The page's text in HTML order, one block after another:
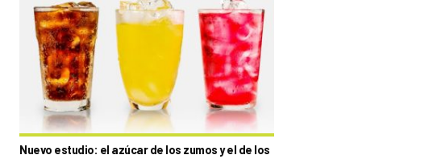
Nuevo estudio: el azúcar de los zumos y el de los